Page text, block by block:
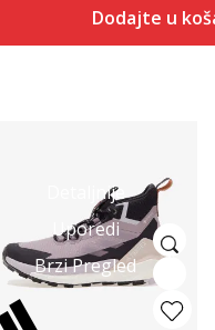
Dodajte u
Detaljnije
Uporedi
Brzi Pregled